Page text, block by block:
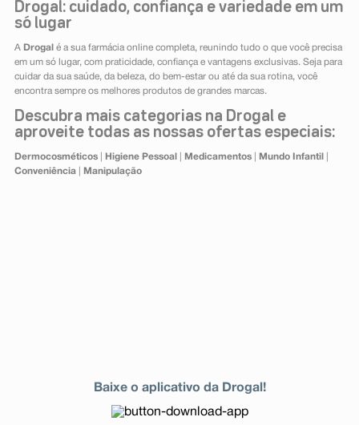
Drogal: cuidado, confiança e variedade em um
só lugar
A Drogal é a sua farmácia online completa, reunindo tudo o que você precisa
em um só lugar, com praticidade, confiança e vantagens exclusivas. Seja para
cuidar da sua saúde, da beleza, do bem-estar ou até da sua rotina, você
encontra sempre os melhores produtos de grandes marcas.
Descubra mais categorias na Drogal e
aproveite todas as nossas ofertas especiais:
Dermocosméticos| Higiene Pessoal Medicamentos| Mundo Infantil
Conveniência| Manipulação
Baixe o aplicativo da Drogal!